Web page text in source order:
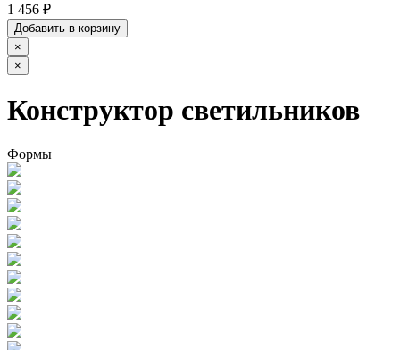
1 456 ₽
Добавить в корзину
×
×
Конструктор светильников
Формы